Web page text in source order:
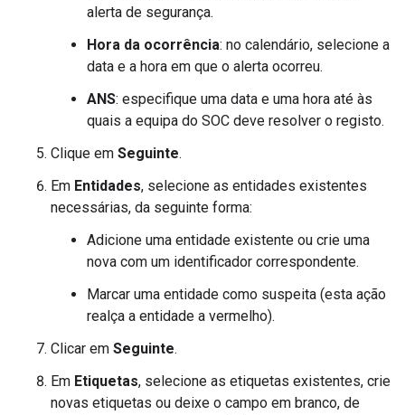
alerta de segurança.
Hora da ocorrência: no calendário, selecione a
data e a hora em que o alerta ocorreu.
ANS: especifique uma data e uma hora até às
quais a equipa do SOC deve resolver o registo.
Clique em Seguinte.
Em Entidades, selecione as entidades existentes
necessárias, da seguinte forma:
Adicione uma entidade existente ou crie uma
nova com um identificador correspondente.
Marcar uma entidade como suspeita (esta ação
realça a entidade a vermelho).
Clicar em Seguinte.
Em Etiquetas, selecione as etiquetas existentes, crie
novas etiquetas ou deixe o campo em branco, de